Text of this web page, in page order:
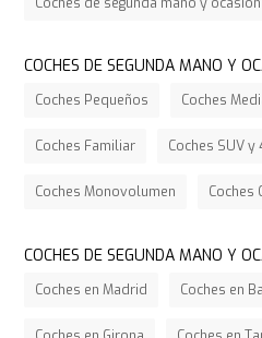
COCHES DE SEGUNDA MANO Y
Coches Pequeños Coches
Coches Familiar Coches SUV y
Coches Monovolumen Coches
COCHES DE SEGUNDA MANO Y
Coches en Madrid Coches en